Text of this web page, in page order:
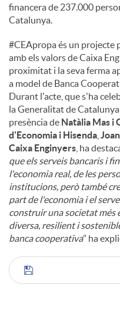
financera de 237.000
Catalunya.
#CEApropa és un
amb els valors de Caixa
proximitat i la seva ferma
a model de Banca
Durant l'acte, que s'ha
la Generalitat de
presència de Natàlia Mas i
d'Economia i Hisenda
Caixa Enginyers , ha
que els serveis bancaris i
l'economia real, de les
institucions, però també
part de l'economia i el
construir una societat més
diversa, resilient i
banca cooperativa” ha
C